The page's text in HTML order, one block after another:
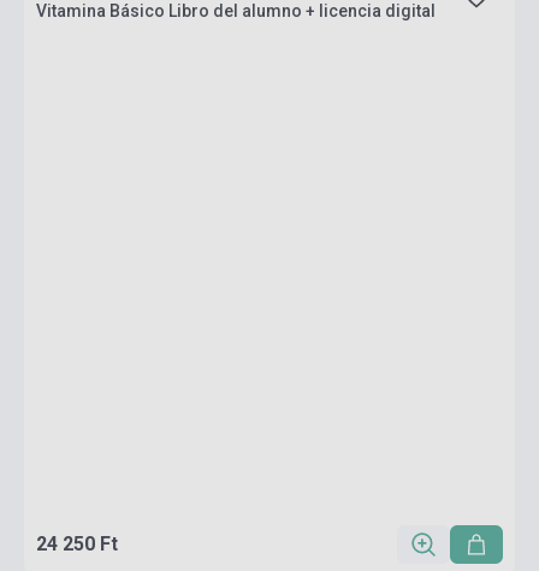
Vitamina Básico Libro del alumno + licencia digital
24 250 Ft